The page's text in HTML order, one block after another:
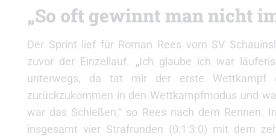
„So oft gewinnt man nicht
Der Sprint lief für Roman Rees vom SV
zuvor der Einzellauf. „Ich glaube ich war
unterwegs, da tat mir der erste Wettkampf
zurückzukommen in den Wettkampfmodus und
war das Schießen,“ so Rees nach dem Rennen.
insgesamt vier Strafrunden (0:1:3:0) mit dem